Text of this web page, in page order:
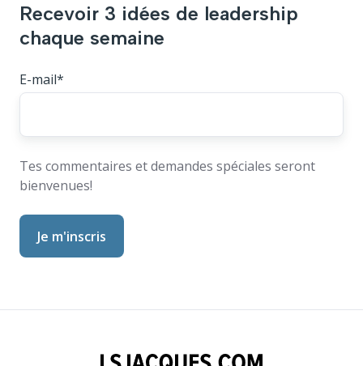
Recevoir 3 idées de leadership
chaque semaine
E-mail*
Tes commentaires et demandes spéciales seront
bienvenues!